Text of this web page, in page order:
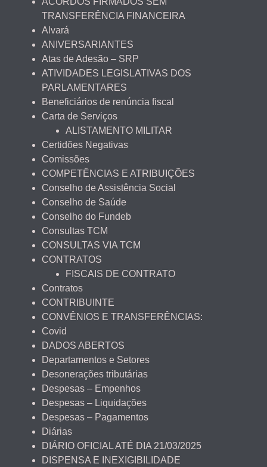
TRANSFERÊNCIA FINANCEIRA
Alvará
ANIVERSARIANTES
Atas de Adesão – SRP
ATIVIDADES LEGISLATIVAS DOS
PARLAMENTARES
Beneficiários de renúncia fiscal
Carta de Serviços
ALISTAMENTO MILITAR
Certidões Negativas
Comissões
COMPETÊNCIAS E ATRIBUIÇÕES
Conselho de Assistência Social
Conselho de Saúde
Conselho do Fundeb
Consultas TCM
CONSULTAS VIA TCM
CONTRATOS
FISCAIS DE CONTRATO
Contratos
CONTRIBUINTE
CONVÊNIOS E TRANSFERÊNCIAS:
Covid
DADOS ABERTOS
Departamentos e Setores
Desonerações tributárias
Despesas – Empenhos
Despesas – Liquidações
Despesas – Pagamentos
Diárias
DIÁRIO OFICIAL ATÉ DIA 21/03/2025
DISPENSA E INEXIGIBILIDADE